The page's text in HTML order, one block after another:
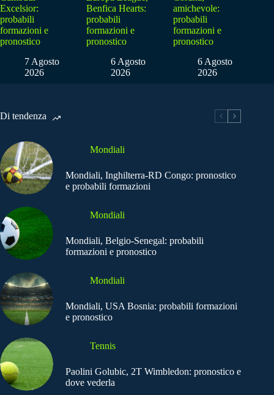
Excelsior:
probabili
formazioni e
pronostico
7 Agosto
2026
Benfica Hearts:
probabili
formazioni e
pronostico
6 Agosto
2026
amichevole:
probabili
formazioni e
pronostico
6 Agosto
2026
Di tendenza
Mondiali
Mondiali, Inghilterra-RD Congo: pronostico
e probabili formazioni
Mondiali
Mondiali, Belgio-Senegal: probabili
formazioni e pronostico
Mondiali
Mondiali, USA Bosnia: probabili formazioni
e pronostico
Tennis
Paolini Golubic, 2T Wimbledon: pronostico e
dove vederla